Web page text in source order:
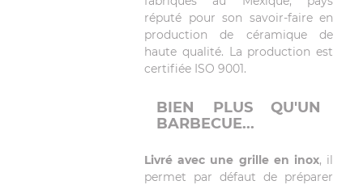
réputé pour son savoir-faire en
production de céramique de
haute qualité. La production est
certifiée ISO 9001.
BIEN PLUS QU'UN
BARBECUE...
Livré avec une grille en inox, il
permet par défaut de préparer